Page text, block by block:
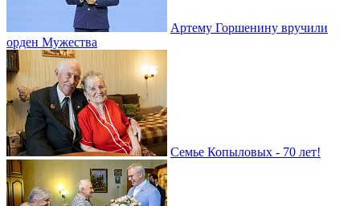
Артему Горшенину вручили
орден Мужества
Семье Копыловых - 70 лет!